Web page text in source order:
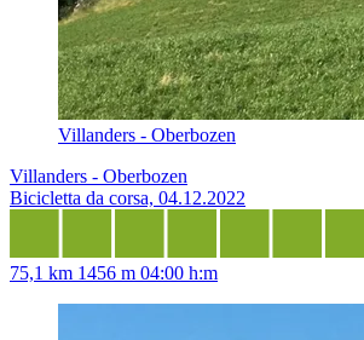
Villanders - Oberbozen
Villanders - Oberbozen
Bicicletta da corsa, 04.12.2022
75,1 km 1456 m 04:00 h:m